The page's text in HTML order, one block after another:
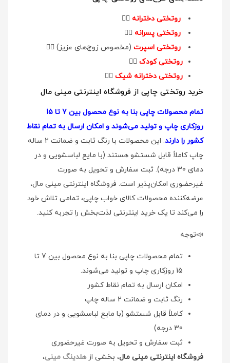
روتختی دخترانه 👉🏻
روتختی پسرانه 👉🏻
روتختی اسپرت (مخصوص زوج‌های عزیز) 👉🏻
روتختی کودک 👉🏻
روتختی دخترانه شیک 👉🏻
خرید روتختی چاپی از فروشگاه اینترنتی مینی مال
تمام محصولات چاپی بنا به نوع محصول بین 7 تا 15
روزکاری چاپ و تولید می‌شوند و امکان ارسال به تمام نقاط
کشور را دارند
. این محصولات با رنگ ثابت و ضمانت 2 ساله
چاپ کاملاً قابل شستشو هستند (با مایع لباسشویی و در
دمای 30 درجه). ثبت سفارش و تحویل به صورت
غیرحضوری امکان‌پذیر است. فروشگاه اینترنتی مینی مال،
عرضه‌کننده محصولات کالای خواب چاپی، تمامی تلاش خود
را می‌کند تا یک خرید اینترنتی لذت‌بخش را تجربه کنید.
📣توجه
تمام محصولات چاپی بنا به نوع محصول بین 7 تا
15 روزکاری چاپ و تولید می‌شوند.
امکان ارسال به تمام نقاط کشور
رنگ ثابت و ضمانت 2 ساله چاپ
کاملاً قابل شستشو (با مایع لباسشویی و در دمای
30 درجه)
ثبت سفارش و تحویل به صورت غیرحضوری
فروشگاه اینترنتی مینی مال، بخشی ازهلدینگ مینی،